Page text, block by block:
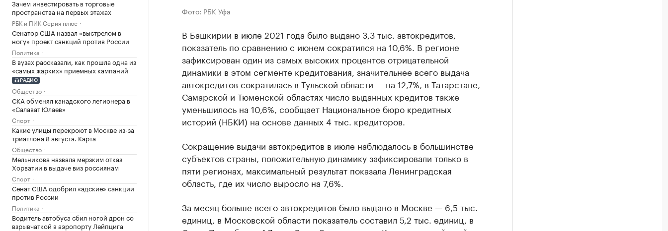
Зачем инвестировать в торговые
пространства на первых этажах
РБК и ПИК Серия плюс
Сенатор США назвал «выстрелом в
ногу» проект санкций против России
Политика
В вузах рассказали, как прошла одна из
«самых жарких» приемных кампаний
РАДИО
Общество
СКА обменял канадского легионера в
«Салават Юлаев»
Спорт
Какие улицы перекроют в Москве из-за
триатлона 8 августа. Карта
Общество
Мельникова назвала мерзким отказ
Хорватии в выдаче виз россиянам
Спорт
Сенат США одобрил «адские» санкции
против России
Политика
Водитель автобуса сбил ногой дрон со
взрывчаткой в аэропорту Лейпцига
Фото: РБК Уфа
В Башкирии в июле 2021 года было выдано 3,3 тыс. автокредитов,
показатель по сравнению с июнем сократился на 10,6%. В регионе
зафиксирован один из самых высоких процентов отрицательной
динамики в этом сегменте кредитования, значительнее всего выдача
автокредитов сократилась в Тульской области — на 12,7%, в Татарстане,
Самарской и Тюменской областях число выданных кредитов также
уменьшилось на 10,6%, сообщает Национальное бюро кредитных
историй (НБКИ) на основе данных 4 тыс. кредиторов.
Сокращение выдачи автокредитов в июле наблюдалось в большинстве
субъектов страны, положительную динамику зафиксировали только в
пяти регионах, максимальный результат показала Ленинградская
область, где их число выросло на 7,6%.
За месяц больше всего автокредитов было выдано в Москве — 6,5 тыс.
единиц, в Московской области показатель составил 5,2 тыс. единиц, в